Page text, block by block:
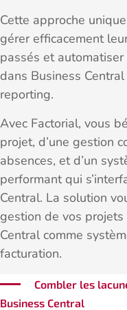
Cette approche
gérer efficacement
passés et
dans Business
reporting.
Avec Factorial, vous
projet, d’une gestion
absences, et d’un
performant qui
Central. La solution
gestion de vos
Central comme
facturation.
Combler les
Business Central